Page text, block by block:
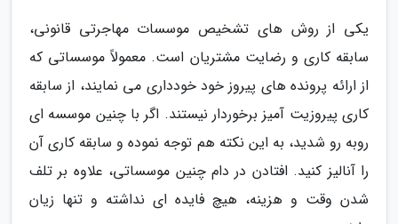
یکی از روش های تشخیص موسسات مهاجرتی قانونی،
سابقه کاری و رضایت مشتریان است. معمولاً موسساتی که
از ارائه پرونده های پیروز خود خودداری می نمایند، از سابقه
کاری پیروزیت آمیز برخوردار نیستند. اگر با چنین موسسه ای
روبه رو شدید، به این نکته هم توجه نموده و سابقه کاری آن
را آنالیز کنید. افتادن در دام چنین موسساتی، علاوه بر تلف
شدن وقت و هزینه، هیچ فایده ای نداشته و تنها زیان